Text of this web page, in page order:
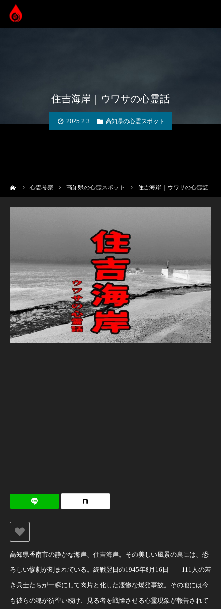
住吉海岸｜ウワサの心霊話
2025.2.3 高知県の心霊スポット
心霊考察 高知県の心霊スポット 住吉海岸｜ウワサの心霊話
高知県香南市の静かな海岸、住吉海岸。その美しい風景の裏には、恐
ろしい惨劇が刻まれている。終戦翌日の1945年8月16日――111人の若
き兵士たちが一瞬にして肉片と化した凄惨な爆発事故。その地には今
も彼らの魂が彷徨い続け、見る者を戦慄させる心霊現象が報告されて